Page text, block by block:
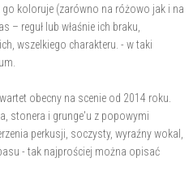
koloruje (zarówno na różowo jak i na
– reguł lub właśnie ich braku,
wszelkiego charakteru. - w taki
obecny na scenie od 2014 roku.
stonera i grunge'u z popowymi
perkusji, soczysty, wyraźny wokal,
- tak najprościej można opisać